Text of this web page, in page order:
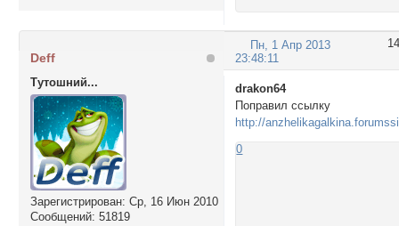
14
Пн, 1 Апр 2013
23:48:11
Deff
Тутошний...
Зарегистрирован: Ср, 16 Июн 2010
Сообщений: 51819
drakon64
Поправил ссылку
http://
0